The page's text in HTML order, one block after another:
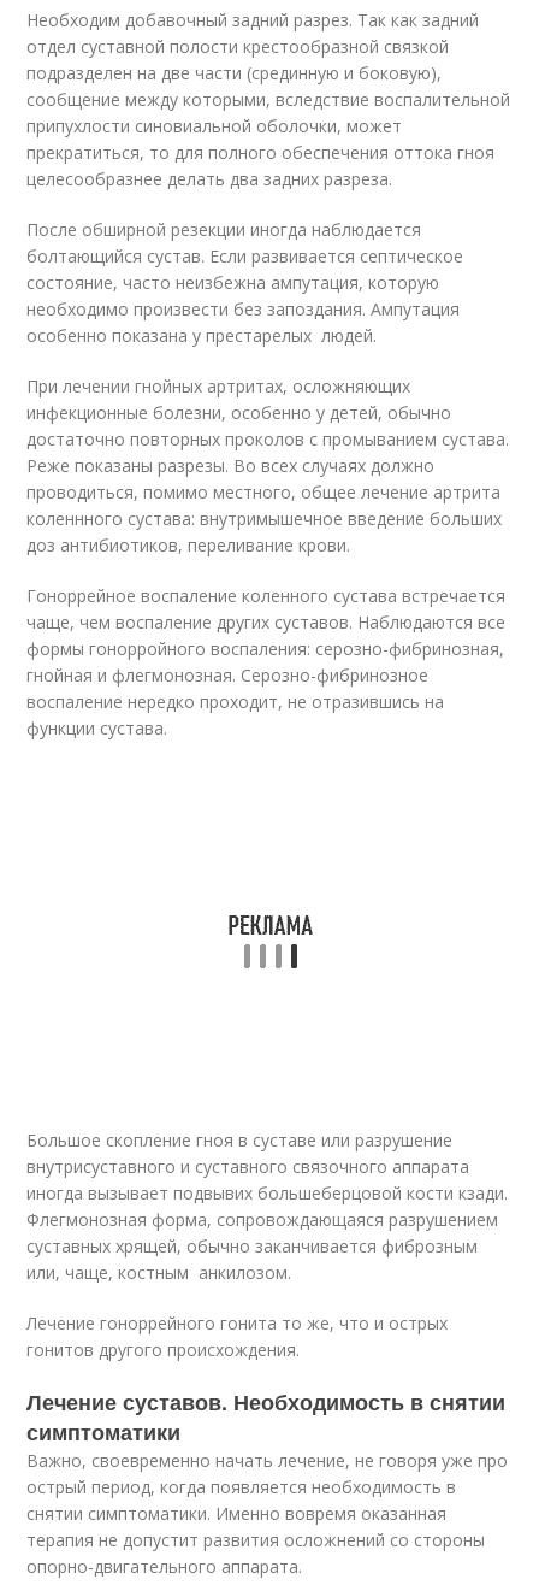
Необходим добавочный задний разрез. Так как задний
отдел суставной полости крестообразной связкой
подразделен на две части (срединную и боковую),
сообщение между которыми, вследствие воспалительной
припухлости синовиальной оболочки, может
прекратиться, то для полного обеспечения оттока гноя
целесообразнее делать два задних разреза.
После обширной резекции иногда наблюдается
болтающийся сустав. Если развивается септическое
состояние, часто неизбежна ампутация, которую
необходимо произвести без запоздания. Ампутация
особенно показана у престарелых людей.
При лечении гнойных артритах, осложняющих
инфекционные болезни, особенно у детей, обычно
достаточно повторных проколов с промыванием сустава.
Реже показаны разрезы. Во всех случаях должно
проводиться, помимо местного, общее лечение артрита
коленнного сустава: внутримышечное введение больших
доз антибиотиков, переливание крови.
Гоноррейное воспаление коленного сустава встречается
чаще, чем воспаление других суставов. Наблюдаются все
формы гонорройного воспаления: серозно-фибринозная,
гнойная и флегмонозная. Серозно-фибринозное
воспаление нередко проходит, не отразившись на
функции сустава.
Большое скопление гноя в суставе или разрушение
внутрисуставного и суставного связочного аппарата
иногда вызывает подвывих большеберцовой кости кзади.
Флегмонозная форма, сопровождающаяся разрушением
суставных хрящей, обычно заканчивается фиброзным
или, чаще, костным анкилозом.
Лечение гоноррейного гонита то же, что и острых
гонитов другого происхождения.
Лечение суставов. Необходимость в снятии
симптоматики
Важно, своевременно начать лечение, не говоря уже про
острый период, когда появляется необходимость в
снятии симптоматики. Именно вовремя оказанная
терапия не допустит развития осложнений со стороны
опорно-двигательного аппарата.